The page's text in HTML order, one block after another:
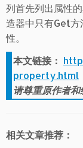
列首先列出属性
造器中只有Get
性。
本文链接：
property.html
请尊重原作者
相关文章推荐：